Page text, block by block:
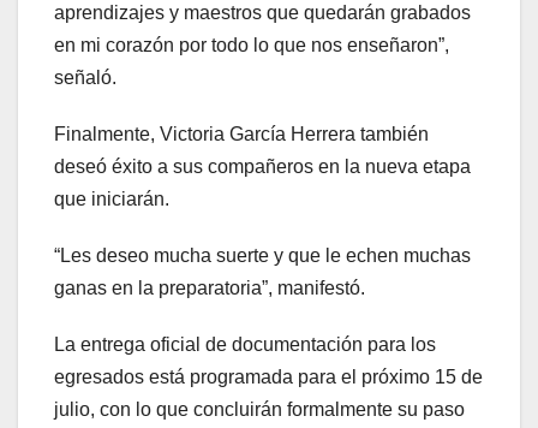
aprendizajes y maestros que quedarán grabados
en mi corazón por todo lo que nos enseñaron”,
señaló.
Finalmente, Victoria García Herrera también
deseó éxito a sus compañeros en la nueva etapa
que iniciarán.
“Les deseo mucha suerte y que le echen muchas
ganas en la preparatoria”, manifestó.
La entrega oficial de documentación para los
egresados está programada para el próximo 15 de
julio, con lo que concluirán formalmente su paso